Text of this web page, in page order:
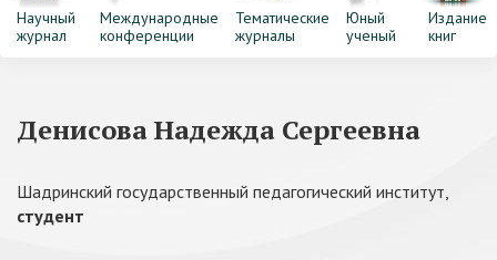
Научный
журнал
Международные
конференции
Тематические
журналы
Юный
ученый
Издание
книг
Денисова Надежда Сергеевна
Шадринский государственный педагогический институт,
студент